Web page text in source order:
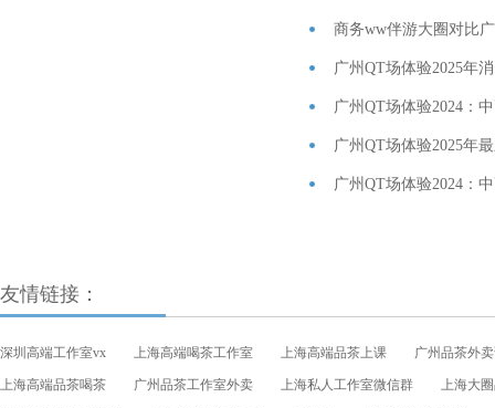
商务ww伴游大圈对比
广州QT场体验2025年
广州QT场体验2025年
友情链接：
深圳高端工作室vx 上海高端喝茶工作室 上海高端品茶上课 广州品茶外
上海高端品茶喝茶 广州品茶工作室外卖 上海私人工作室微信群 上海大